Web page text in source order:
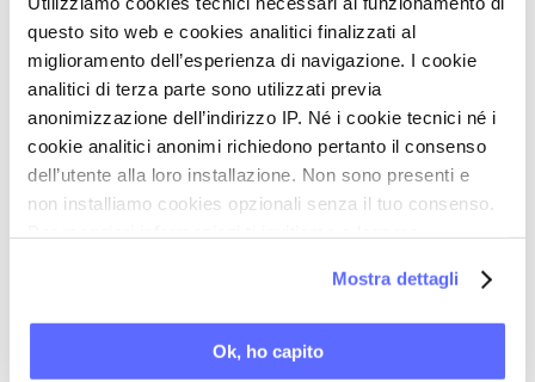
questo sito web e cookies analitici finalizzati al
miglioramento dell’esperienza di navigazione. I cookie
analitici di terza parte sono utilizzati previa
anonimizzazione dell’indirizzo IP. Né i cookie tecnici né i
cookie analitici anonimi richiedono pertanto il consenso
dell’utente alla loro installazione. Non sono presenti e
non installiamo cookies opzionali senza il tuo consenso.
Mostra dettagli
Ok, ho capito
prima della menopausa. I rapporti con il mio
partner sono timidamente ripresi, il dolore è
completamente sparito e da così può solo
migliorare, e questo aiuterà senza dubbio la
nostra relazione anche sul piano psicologico ed
emotivo.
Ma perché ho dovuto aspettare tanto?
la malattia non hanno saputo aiutarmi?
Perché gli oncologi vedono e combattono sempre
e solo il tumore, e non tutto ciò che esso e le